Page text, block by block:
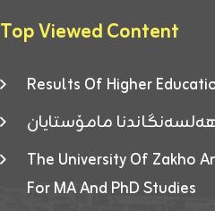
Top Viewed Content
Results Of Higher
مامۆستایان
The University Of Zakho
For MA And PhD Studies